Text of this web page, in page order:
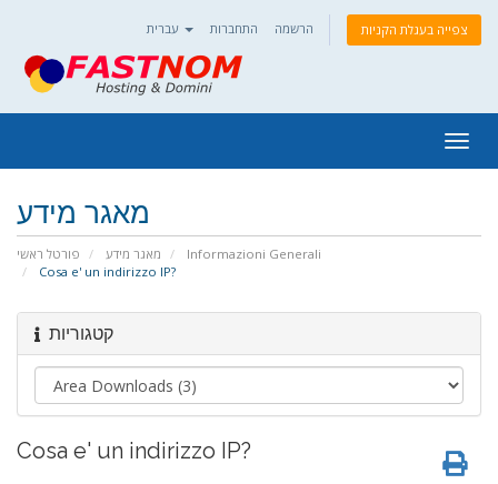
התחברות הרשמה צפייה בעגלת הקניות
מאגר מידע
פורטל ראשי מאגר מידע
Informazioni Generali
Cosa e' un indirizzo IP?
קטגוריות
Cosa e' un indirizzo IP?